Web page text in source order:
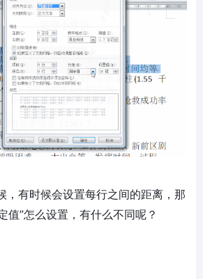
，有时候会设置每行之间的距离，那
值”怎么设置，有什么不同呢？